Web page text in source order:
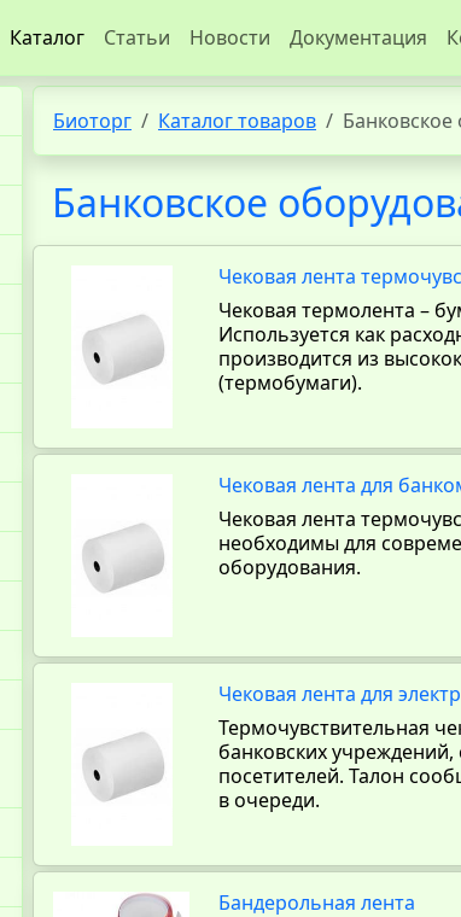
Каталог Статьи Новости Документация
Биоторг Каталог товаров
Банковское
Чековая лента
Чековая термолента –
Используется как
производится из
(термобумаги).
Чековая лента для
Чековая лента
необходимы для
оборудования.
Чековая лента для
Термочувствительная
банковских
посетителей. Талон
в очереди.
Бандерольная лента